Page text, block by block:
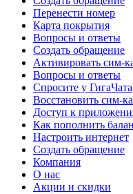
Перенести номер
Карта покрытия
Вопросы и ответы
Создать обращение
Активировать сим-
Вопросы и ответы
Спросите у ГигаЧата
Восстановить сим-
Доступ к
Как пополнить
Настроить интернет
Создать обращение
Компания
О нас
Акции и скидки